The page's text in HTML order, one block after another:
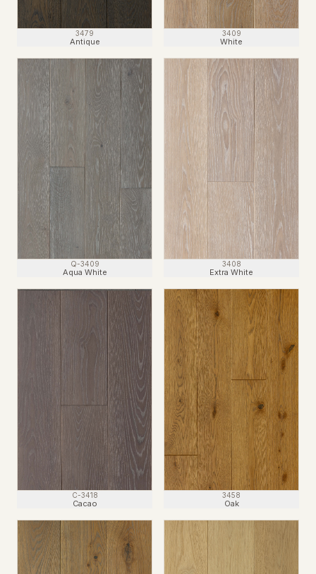
3479
Antique
3409
White
Q-3409
Aqua White
3408
Extra White
C-3418
Cacao
3458
Oak